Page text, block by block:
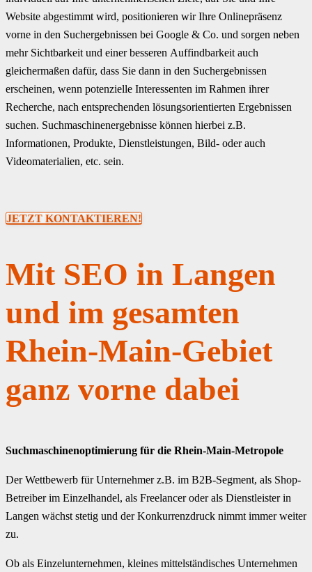
Website abgestimmt wird, positionieren wir Ihre Onlinepräsenz
vorne in den Suchergebnissen bei Google & Co. und sorgen neben
mehr Sichtbarkeit und einer besseren Auffindbarkeit auch
gleichermaßen dafür, dass Sie dann in den Suchergebnissen
erscheinen, wenn potenzielle Interessenten im Rahmen ihrer
Recherche, nach entsprechenden lösungsorientierten Ergebnissen
suchen. Suchmaschinenergebnisse können hierbei z.B.
Informationen, Produkte, Dienstleistungen, Bild- oder auch
Videomaterialien, etc. sein.
JETZT KONTAKTIEREN!
Mit SEO in Langen
und im gesamten
Rhein-Main-Gebiet
ganz vorne dabei
Suchmaschinenoptimierung für die Rhein-Main-Metropole
Der Wettbewerb für Unternehmer z.B. im B2B-Segment, als Shop-
Betreiber im Einzelhandel, als Freelancer oder als Dienstleister in
Langen wächst stetig und der Konkurrenzdruck nimmt immer weiter
zu.
Ob als Einzelunternehmen, kleines mittelständisches Unternehmen